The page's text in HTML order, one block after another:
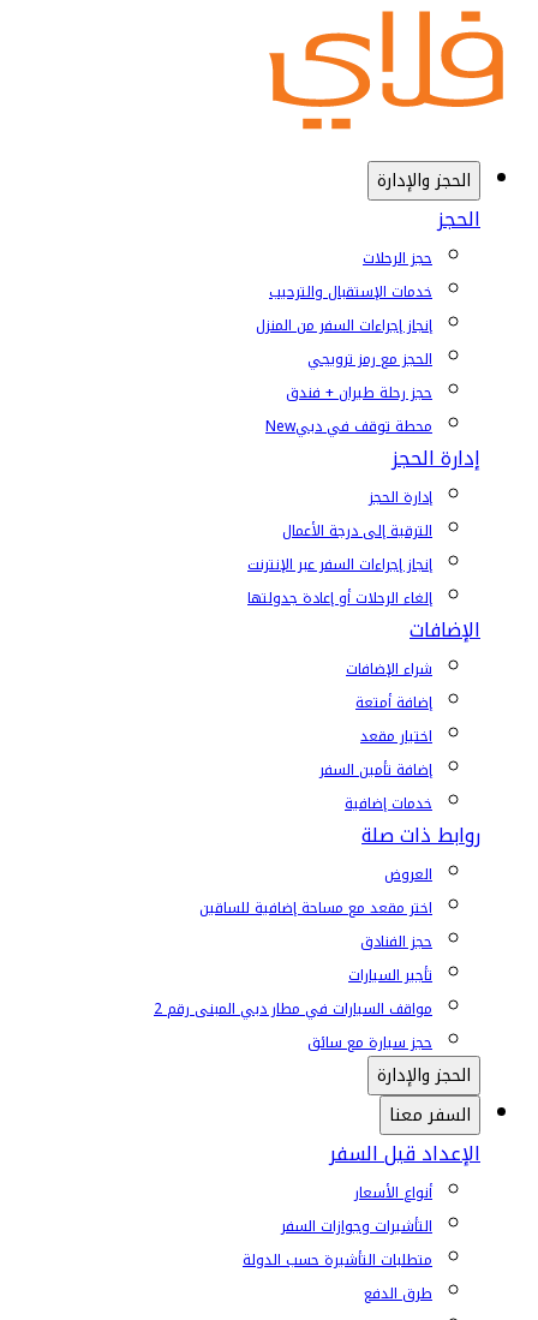
الحجز والإدارة
الحجز
حجز الرحلات
خدمات الإستقبال والترحيب
إنجاز إجراءات السفر من المنزل
الحجز مع رمز ترويجي
حجز رحلة طيران + فندق
محطة توقف في دبيNew
إدارة الحجز
إدارة الحجز
الترقية إلى درجة الأعمال
إنجاز إجراءات السفر عبر الإنترنت
إلغاء الرحلات أو إعادة جدولتها
الإضافات
شراء الإضافات
إضافة أمتعة
اختيار مقعد
إضافة تأمين السفر
خدمات إضافية
روابط ذات صلة
العروض
اختر مقعد مع مساحة إضافية للساقين
حجز الفنادق
تأجير السيارات
مواقف السيارات في مطار دبي المبنى رقم 2
حجز سيارة مع سائق
الحجز والإدارة
السفر معنا
الإعداد قبل السفر
أنواع الأسعار
التأشيرات وجوازات السفر
متطلبات التأشيرة حسب الدولة
طرق الدفع